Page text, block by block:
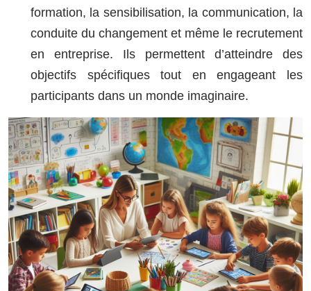
formation, la sensibilisation, la communication, la
conduite du changement et même le recrutement
en entreprise. Ils permettent d’atteindre des
objectifs spécifiques tout en engageant les
participants dans un monde imaginaire.